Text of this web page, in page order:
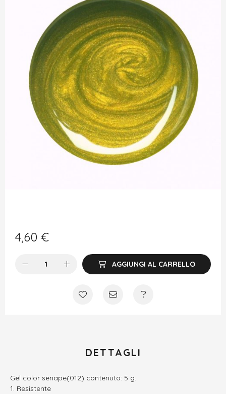
4,60 €
AGGIUNGI AL CARRELLO
DETTAGLI
Gel color senape(012) contenuto: 5 g.
Resistente